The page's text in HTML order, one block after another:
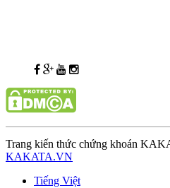
Trang kiến thức chứng khoán
KAKATA.VN
Tiếng Việt